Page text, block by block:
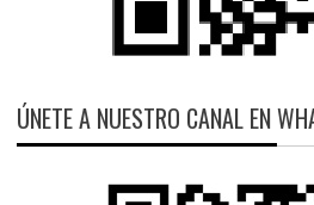
ÚNETE A NUESTRO CANAL EN